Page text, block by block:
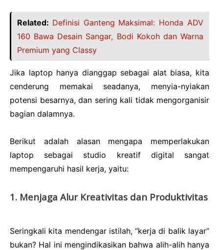
Related: Definisi Ganteng Maksimal: Honda ADV
160 Bawa Desain Sangar, Bodi Kokoh dan Warna
Premium yang Classy
Jika laptop hanya dianggap sebagai alat biasa, kita
cenderung memakai seadanya, menyia-nyiakan
potensi besarnya, dan sering kali tidak mengorganisir
bagian dalamnya.
Berikut adalah alasan mengapa memperlakukan
laptop sebagai studio kreatif digital sangat
mempengaruhi hasil kerja, yaitu:
1. Menjaga Alur Kreativitas dan Produktivitas
Seringkali kita mendengar istilah, “kerja di balik layar”
bukan? Hal ini mengindikasikan bahwa alih-alih hanya